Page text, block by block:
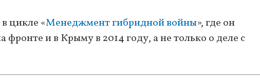
цикле «Менеджмент гибридной войны», где он
фронте и в Крыму в 2014 году, а не только о деле с